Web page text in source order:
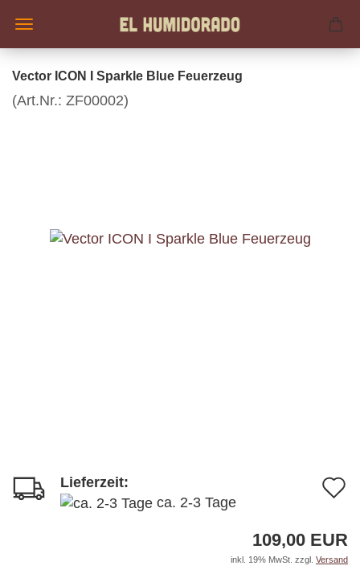
Vector ICON I Sparkle Blue Feuerzeug
(Art.Nr.: ZF00002)
Lieferzeit:
ca. 2-3 Tage
109,00 EUR
inkl. 19% MwSt. zzgl. Versand